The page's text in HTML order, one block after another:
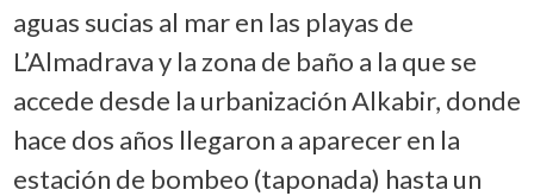
aguas sucias al mar en las playas de
L’Almadrava y la zona de baño a la que se
accede desde la urbanización Alkabir, donde
hace dos años llegaron a aparecer en la
estación de bombeo (taponada) hasta un